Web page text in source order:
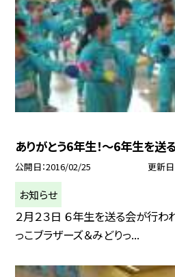
ありがとう6年生！〜6年生を送
公開日 2016/02/25 更新日
お知らせ
２月２３日 ６年生を送る会が行わ
っこブラザーズ＆みどりっ...